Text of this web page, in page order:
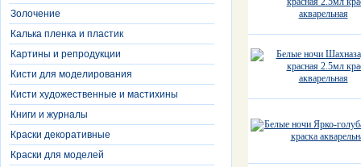
Золочение
Калька пленка и пластик
Картины и репродукции
Кисти для моделирования
Кисти художественные и мастихины
Книги и журналы
Краски декоративные
Краски для моделей